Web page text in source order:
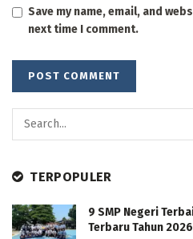
Save my name, email, and
next time I comment.
TERPOPULER
9 SMP Negeri
Terbaru Tahun 2026